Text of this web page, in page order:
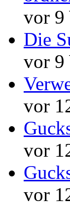
vor 9
Die
vor 9
vor
vor
vor